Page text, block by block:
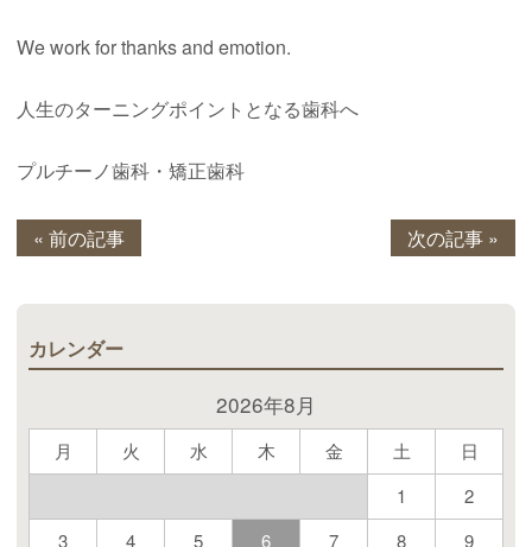
We work for thanks and emotion.
人生のターニングポイントとなる歯科へ
プルチーノ歯科・矯正歯科
« 前の記事 次の記事 »
カレンダー
2026年8月
月 火 水 木 金 土
日
1
2
3
4 5 6 7 8 9